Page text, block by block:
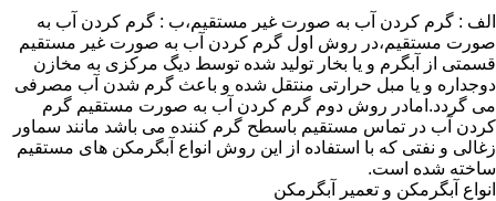
الف : گرم کردن آب به صورت غیر مستقیم،ب : گرم کردن آب به
صورت مستقیم،در روش اول گرم کردن آب به صورت غیر مستقیم
قسمتی از آبگرم و یا بخار تولید شده توسط دیگ مرکزی به مخازن
دوجداره و یا مبل حرارتی منتقل شده و باعث گرم شدن آب مصرفی
می گردد.امادر روش دوم گرم کردن آب به صورت مستقیم گرم
کردن آب در تماس مستقیم باسطح گرم کننده می باشد مانند سماور
زغالی و نفتی که با استفاده از این روش انواع آبگرمکن های مستقیم
ساخته شده است.
انواع آبگرمکن و تعمیر آبگرمکن